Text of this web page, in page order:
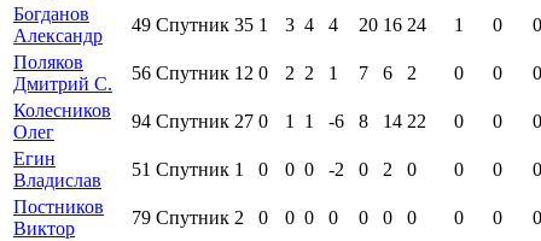
Богданов
Александр
49 Спутник 35 1 3 4 4 20 16 24 1 0
0
Поляков
Дмитрий С.
56 Спутник 12 0 2 2 1 7 6 2 0 0
0
Колесников
Олег
94 Спутник 27 0 1 1 -6 8 14 22 0 0
0
Егин
Владислав
51 Спутник 1 0 0 0 -2 0 2 0 0 0
0
Постников
Виктор
79 Спутник 2 0 0 0 0 0 0 0 0 0
0